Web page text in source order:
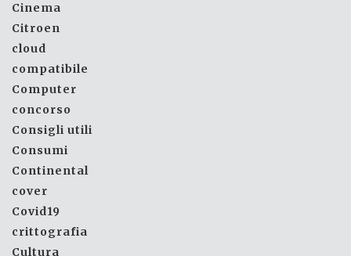
Cinema
Citroen
cloud
compatibile
Computer
concorso
Consigli utili
Consumi
Continental
cover
Covid19
crittografia
Cultura